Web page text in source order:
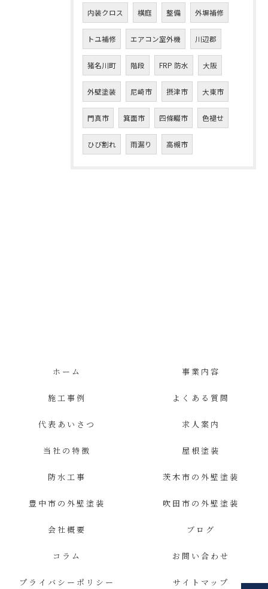
内装クロス 横庭 整備 外塀補修
トユ補修 エアコン室外機 川辺郡
猪名川町 階段 FRP 防水 大阪
外壁塗装 尼崎市 摂津市 大東市
門真市 箕面市 四條畷市 色褪せ
ひび割れ 雨漏り 高槻市
ホーム 事業内容
施工事例 よくある質問
代表あいさつ 求人案内
当社の特徴 屋根塗装
防水工事 茨木市の外壁塗装
豊中市の外壁塗装 吹田市の外壁塗装
会社概要 ブログ
コラム お問い合わせ
プライバシーポリシー サイトマップ